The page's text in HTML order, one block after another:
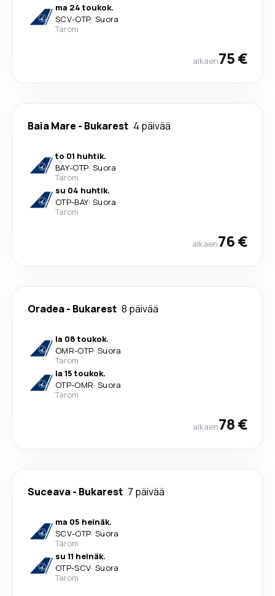
ma 24 toukok.
SCV-OTP· Suora
Tarom
alkaen75 €
Baia Mare - Bukarest 4 päivää
to 01 huhtik.
BAY-OTP· Suora
Tarom
su 04 huhtik.
OTP-BAY· Suora
Tarom
alkaen76 €
Oradea- Bukarest 8 päivää
la 08 toukok.
OMR-OTP· Suora
Tarom
la 15 toukok.
OTP-OMR· Suora
Tarom
alkaen78 €
Suceava- Bukarest 7 päivää
ma 05 heinäk.
SCV-OTP· Suora
Tarom
su 11 heinäk.
OTP-SCV· Suora
Tarom